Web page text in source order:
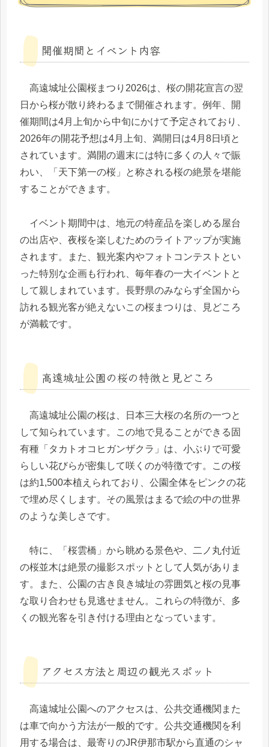
開催期間とイベント内容
高遠城址公園桜まつり2026は、桜の開花宣言の翌
日から桜が散り終わるまで開催されます。例年、開
催期間は4月上旬から中旬にかけて予定されており、
2026年の開花予想は4月上旬、満開日は4月8日頃と
されています。満開の週末には特に多くの人々で賑
わい、「天下第一の桜」と称される桜の絶景を堪能
することができます。
イベント期間中は、地元の特産品を楽しめる屋台
の出店や、夜桜を楽しむためのライトアップが実施
されます。また、観光案内やフォトコンテストとい
った特別な企画も行われ、毎年春の一大イベントと
して親しまれています。長野県のみならず全国から
訪れる観光客が絶えないこの桜まつりは、見どころ
が満載です。
高遠城址公園の桜の特徴と見どころ
高遠城址公園の桜は、日本三大桜の名所の一つと
して知られています。この地で見ることができる固
有種「タカトオコヒガンザクラ」は、小ぶりで可愛
らしい花びらが密集して咲くのが特徴です。この桜
は約1,500本植えられており、公園全体をピンクの花
で埋め尽くします。その風景はまるで絵の中の世界
のような美しさです。
特に、「桜雲橋」から眺める景色や、二ノ丸付近
の桜並木は絶景の撮影スポットとして人気がありま
す。また、公園の古き良き城址の雰囲気と桜の見事
な取り合わせも見逃せません。これらの特徴が、多
くの観光客を引き付ける理由となっています。
アクセス方法と周辺の観光スポット
高遠城址公園へのアクセスは、公共交通機関また
は車で向かう方法が一般的です。公共交通機関を利
用する場合は、最寄りのJR伊那市駅から直通のシャ